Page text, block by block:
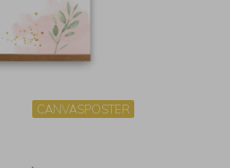
CANVASPOSTER